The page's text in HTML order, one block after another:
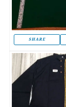
SHARE